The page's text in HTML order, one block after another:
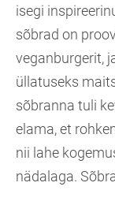
isegi
sõbrad on
veganburgerit,
üllatuseks
sõbranna tuli
elama, et
nii lahe
nädalaga.